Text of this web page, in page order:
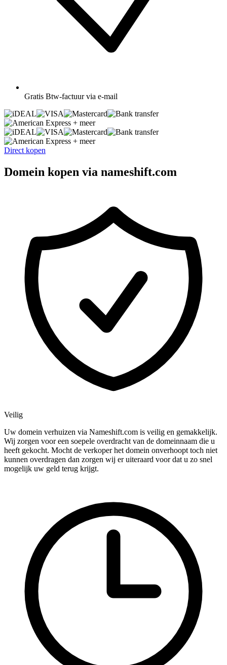
Gratis Btw-factuur via e-mail
+ meer
+ meer
Direct kopen
Domein kopen via nameshift.com
Veilig
Uw domein verhuizen via Nameshift.com is veilig en gemakkelijk.
Wij zorgen voor een soepele overdracht van de domeinnaam die u
heeft gekocht. Mocht de verkoper het domein onverhoopt toch niet
kunnen overdragen dan zorgen wij er uiteraard voor dat u zo snel
mogelijk uw geld terug krijgt.